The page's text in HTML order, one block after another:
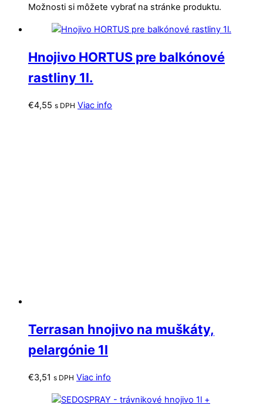
Možnosti si môžete vybrať na stránke produktu.
Hnojivo HORTUS pre balkónové
rastliny 1l.
€4,55 s DPH Viac info
Terrasan hnojivo na muškáty,
pelargónie 1l
€3,51 s DPH Viac info